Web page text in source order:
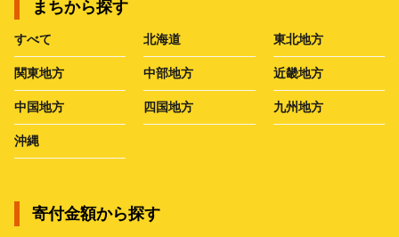
まちから探す
すべて 北海道 東北地方
関東地方 中部地方 近畿地方
中国地方 四国地方 九州地方
沖縄
寄付金額から探す